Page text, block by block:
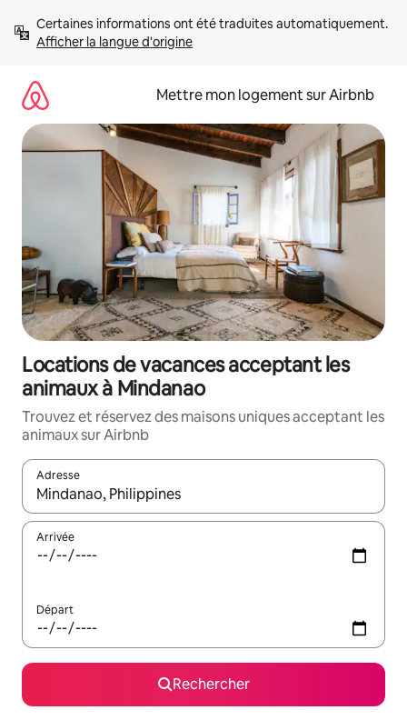
directement
Afficher la langue d'origine
Mettre mon logement sur Airbnb
Locations de vacances acceptant les
animaux à Mindanao
Trouvez et réservez des maisons uniques acceptant les
animaux sur Airbnb
Adresse
Lorsque les résultats s'affichent, utilisez les flèches vers le
Arrivée
Départ
Rechercher